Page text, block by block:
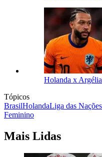
Holanda x
Tópicos
BrasilHolandaLiga das
Feminino
Mais Lidas